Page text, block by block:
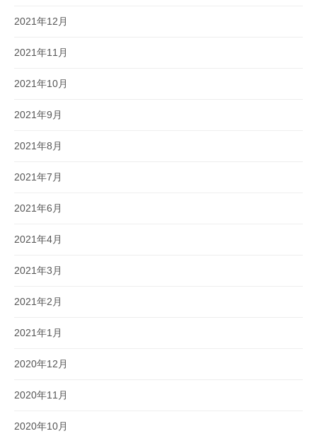
2021年12月
2021年11月
2021年10月
2021年9月
2021年8月
2021年7月
2021年6月
2021年4月
2021年3月
2021年2月
2021年1月
2020年12月
2020年11月
2020年10月